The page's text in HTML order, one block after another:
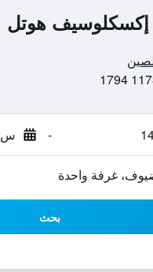
إكسكلوسيف هوتل
- س 15/8
بحث